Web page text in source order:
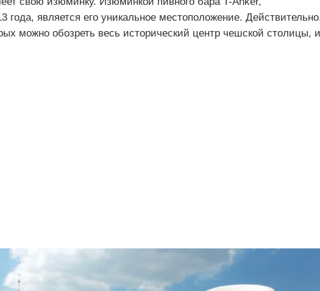
года, является его уникальное местоположение.
можно обозреть весь исторический центр чешской столицы, и